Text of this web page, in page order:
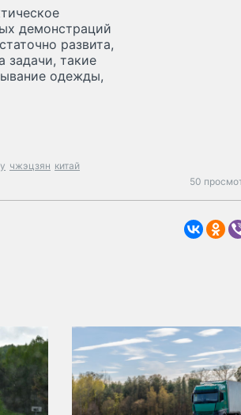
демонстраций
развита,
задачи, такие
одежды,
чжэцзян китай
50